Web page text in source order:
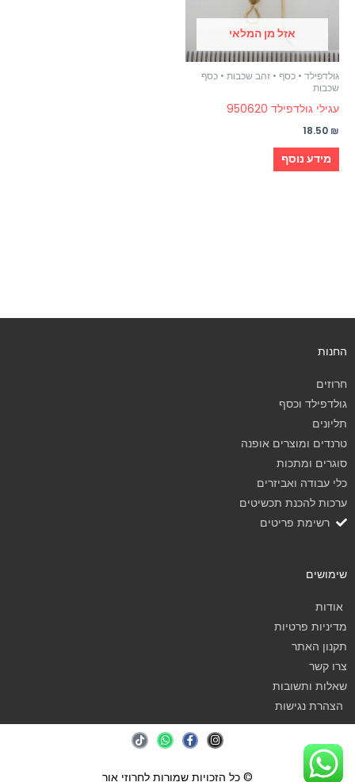
אזל מן המלאי
גולדפילד • כסף • זהב שכבות • כסף
שכבות
עגילי גולדפילד 950620
18.50 ₪
מידע נוסף
החנות
חרוזים
גולדפילד וכסף
תליונים
טרנדים ומוצרים אופנה
סוגרים ומתכות
כלי עבודה ואביזרים
ערכות להכנת תכשיטים
רשימת פריטים
שימושים
אודות
מדיניות פרטיות
תקנון האתר
צרו קשר
שאלות ותשובות
הצהרת נגישות
I
n
a
F
a
b
W
h
s
T
i
o
© כל הזכויות שמורות לחרוזי אור